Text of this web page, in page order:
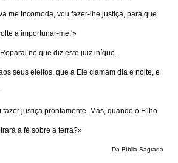
me incomoda, vou fazer-lhe justiça, para que
a importunar-me.'»
no que diz este juiz iníquo.
seus eleitos, que a Ele clamam dia e noite, e
fazer justiça prontamente. Mas, quando o Filho
a fé sobre a terra?»
Da Bíblia Sagrada